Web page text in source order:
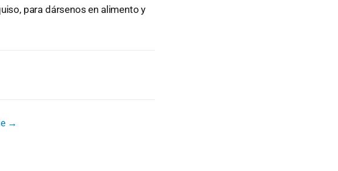
para dársenos en alimento y
→